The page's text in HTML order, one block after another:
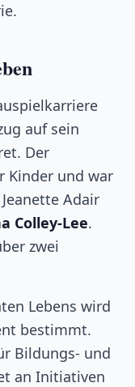
auf sein
Der
Kinder und war
Adair
Colley-Lee.
zwei
Lebens wird
bestimmt.
Bildungs- und
an Initiativen